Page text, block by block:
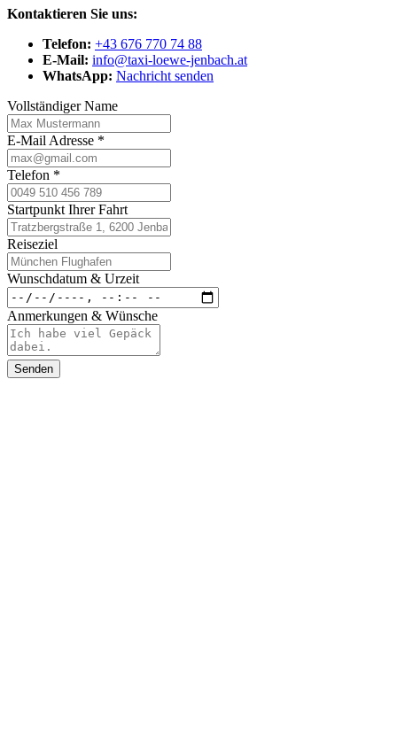
Kontaktieren Sie uns:
Telefon: +43 676 770 74 88
E-Mail: info@taxi-loewe-jenbach.at
WhatsApp: Nachricht senden
Vollständiger Name
E-Mail Adresse *
Telefon *
Startpunkt Ihrer Fahrt
Reiseziel
Wunschdatum & Urzeit
Anmerkungen & Wünsche
Senden